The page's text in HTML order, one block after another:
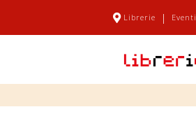
Librerie | Eventi